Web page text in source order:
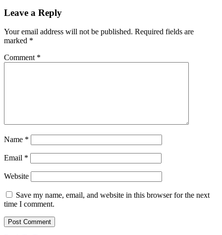
Leave a Reply
Your email address will not be published. Required fields are
marked *
Comment *
Name *
Email *
Website
Save my name, email, and website in this browser for the next
time I comment.